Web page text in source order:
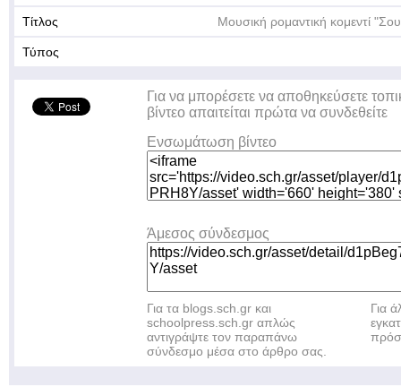
Τίτλος Μουσική ρομαντική κομεντί
Τύπος
Για να μπορέσετε να αποθηκεύσετε
βίντεο απαιτείται πρώτα να συνδεθείτε
Ενσωμάτωση βίντεο
Άμεσος σύνδεσμος
Για τα blogs.sch.gr και
schoolpress.sch.gr απλώς
αντιγράψτε τον παραπάνω
σύνδεσμο μέσα στο άρθρο σας.
Για